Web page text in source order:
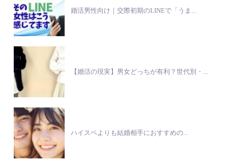
婚活男性向け｜交際初期のLINEで「うま...
【婚活の現実】男女どっちが有利？世代別・...
ハイスペよりも結婚相手におすすめの...